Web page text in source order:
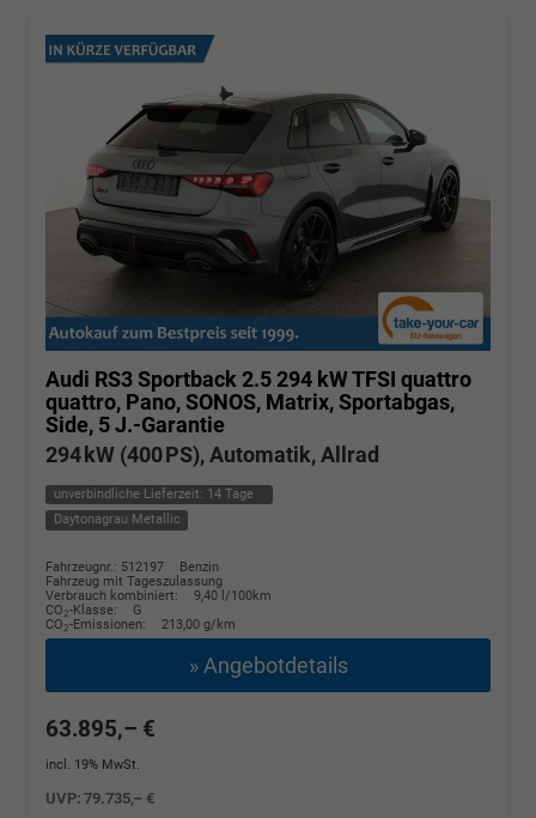
Audi RS3 Sportback 2.5 294 kW TFSI quattro
quattro, Pano, SONOS, Matrix, Sportabgas,
Side, 5 J.-Garantie
294 kW (400 PS), Automatik, Allrad
unverbindliche Lieferzeit: 14 Tage
Daytonagrau Metallic
Fahrzeugnr.: 512197
Benzin
Fahrzeug mit Tageszulassung
Verbrauch kombiniert:
9,40 l/100km
CO2-Klasse:
G
CO2-Emissionen: 213,00 g/km
» Angebotdetails
63.895,– €
incl. 19% MwSt.
UVP:79.735,– €